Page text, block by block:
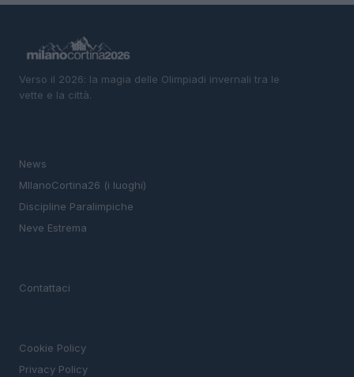
Verso il 2026: la magia delle Olimpiadi invernali tra le
vette e la città.
News
MIlanoCortina26 (i luoghi)
Discipline Paralimpiche
Neve Estrema
Contattaci
Cookie Policy
Privacy Policy